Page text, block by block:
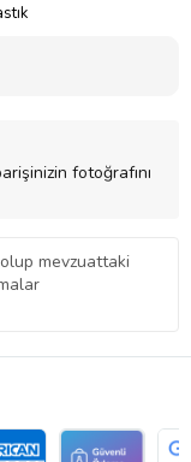
fotoğrafını
mevzuattaki